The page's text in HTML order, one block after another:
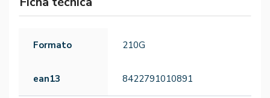
Formato 210G
ean13 8422791010891